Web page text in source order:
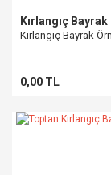
Kırlangıç Bayrak
Kırlangıç Bayrak
0,00 TL